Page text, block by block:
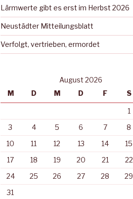
Lärmwerte gibt es erst im Herbst 2026
Neustädter Mitteilungsblatt
Verfolgt, vertrieben, ermordet
August 2026
M
D M D F S
1
3
4 5 6 7 8
10
11 12 13 14 15
17
18 19 20 21 22
24
25 26 27 28 29
31